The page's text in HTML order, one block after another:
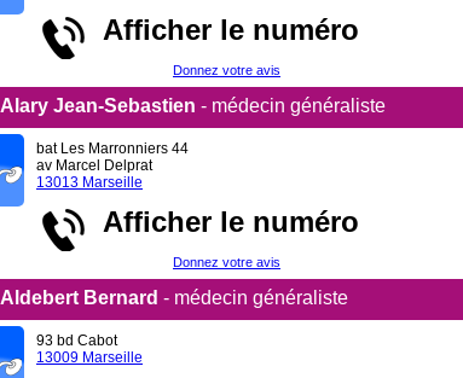
Afficher le numéro
Donnez votre avis
Alary Jean-Sebastien - médecin généraliste
bat Les Marronniers 44
av Marcel Delprat
13013 Marseille
Afficher le numéro
Donnez votre avis
Aldebert Bernard - médecin généraliste
93 bd Cabot
13009 Marseille